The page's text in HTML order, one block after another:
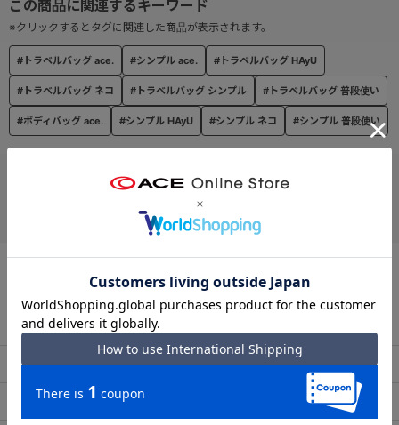
・背面にはセキュリティ性の高いファスナーポケットを配置。
----------------------
機能詳細
<内装>
・メッシュポケット×2
この商品について問い合わせる
出荷・配送について 返品・交換について
アフターサービス
#トラベルバッグ ace. #シンプル ace. #トラベルバッグ HAyU
#トラベルバッグ ネコ #トラベルバッグ シンプル #トラベルバッグ 普段使い
#ボディバッグ ace. #シンプル HAyU #シンプル ネコ #シンプル 普段使い
※クリックするとタグに関連した商品が表示されます。